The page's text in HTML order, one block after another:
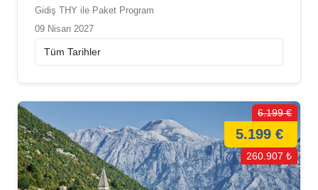
Gidiş THY ile Paket Program
09 Nisan 2027
6.199 €
5.199 €
260.907 ₺